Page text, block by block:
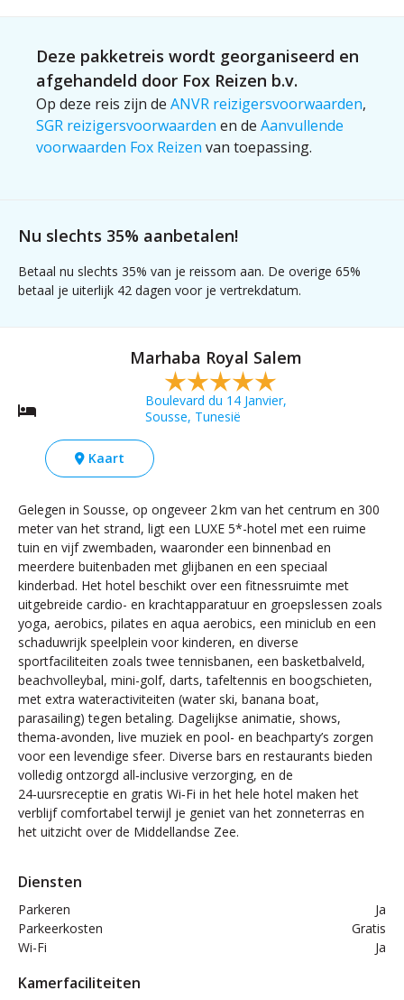
Deze pakketreis wordt georganiseerd en
afgehandeld door Fox Reizen b.v.
Op deze reis zijn de ANVR reizigersvoorwaarden,
SGR reizigersvoorwaarden en de Aanvullende
voorwaarden Fox Reizen van toepassing.
Nu slechts 35% aanbetalen!
Betaal nu slechts 35% van je reissom aan. De overige 65%
betaal je uiterlijk 42 dagen voor je vertrekdatum.
Marhaba Royal Salem
Boulevard du 14 Janvier,
Sousse, Tunesië
Kaart
Gelegen in Sousse, op ongeveer 2 km van het centrum en 300
meter van het strand, ligt een LUXE 5*-hotel met een ruime
tuin en vijf zwembaden, waaronder een binnenbad en
meerdere buitenbaden met glijbanen en een speciaal
kinderbad. Het hotel beschikt over een fitnessruimte met
uitgebreide cardio- en krachtapparatuur en groepslessen zoals
yoga, aerobics, pilates en aqua aerobics, een miniclub en een
schaduwrijk speelplein voor kinderen, en diverse
sportfaciliteiten zoals twee tennisbanen, een basketbalveld,
beachvolleybal, mini-golf, darts, tafeltennis en boogschieten,
met extra wateractiviteiten (water ski, banana boat,
parasailing) tegen betaling. Dagelijkse animatie, shows,
thema-avonden, live muziek en pool- en beachparty’s zorgen
voor een levendige sfeer. Diverse bars en restaurants bieden
volledig ontzorgd all‑inclusive verzorging, en de
24‑uursreceptie en gratis Wi‑Fi in het hele hotel maken het
verblijf comfortabel terwijl je geniet van het zonneterras en
het uitzicht over de Middellandse Zee.
Diensten
Parkeren
Ja
Parkeerkosten
Gratis
Wi-Fi
Ja
Kamerfaciliteiten